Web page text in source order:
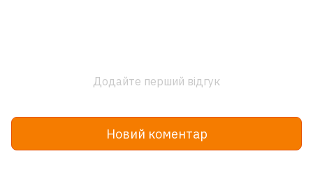
Додайте перший відгук
Новий коментар